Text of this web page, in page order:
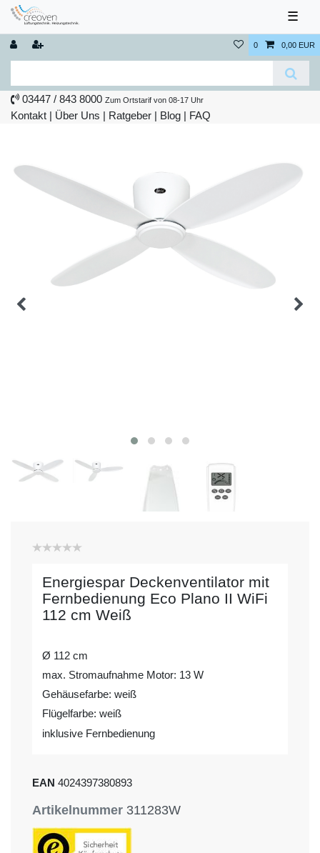
☰
0 0,00 EUR
03447 / 843 8000 Zum Ortstarif von 08-17 Uhr
Kontakt | Über Uns | Ratgeber | Blog | FAQ
Energiespar Deckenventilator mit
Fernbedienung Eco Plano II WiFi
112 cm Weiß
Ø 112 cm
max. Stromaufnahme Motor: 13 W
Gehäusefarbe: weiß
Flügelfarbe: weiß
inklusive Fernbedienung
EAN 4024397380893
Artikelnummer 311283W